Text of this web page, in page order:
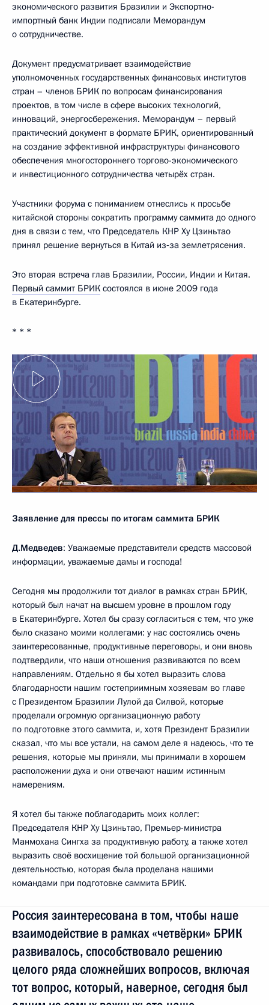
экономического развития Бразилии и Экспортно-
импортный банк Индии подписали Меморандум
о сотрудничестве.
Документ предусматривает взаимодействие
уполномоченных государственных финансовых институтов
стран – членов БРИК по вопросам финансирования
проектов, в том числе в сфере высоких технологий,
инноваций, энергосбережения. Меморандум – первый
практический документ в формате БРИК, ориентированный
на создание эффективной инфраструктуры финансового
обеспечения многостороннего торгово-экономического
и инвестиционного сотрудничества четырёх стран.
Участники форума с пониманием отнеслись к просьбе
китайской стороны сократить программу саммита до одного
дня в связи с тем, что Председатель КНР Ху Цзиньтао
принял решение вернуться в Китай из‑за землетрясения.
Это вторая встреча глав Бразилии, России, Индии и Китая.
Первый саммит БРИК состоялся в июне 2009 года
в Екатеринбурге.
* * *
Заявление для прессы по итогам саммита БРИК
Д.Медведев: Уважаемые представители средств массовой
информации, уважаемые дамы и господа!
Сегодня мы продолжили тот диалог в рамках стран БРИК,
который был начат на высшем уровне в прошлом году
в Екатеринбурге. Хотел бы сразу согласиться с тем, что уже
было сказано моими коллегами: у нас состоялись очень
заинтересованные, продуктивные переговоры, и они вновь
подтвердили, что наши отношения развиваются по всем
направлениям. Отдельно я бы хотел выразить слова
благодарности нашим гостеприимным хозяевам во главе
с Президентом Бразилии Лулой да Силвой, которые
проделали огромную организационную работу
по подготовке этого саммита, и, хотя Президент Бразилии
сказал, что мы все устали, на самом деле я надеюсь, что те
решения, которые мы приняли, мы принимали в хорошем
расположении духа и они отвечают нашим истинным
намерениям.
Я хотел бы также поблагодарить моих коллег:
Председателя КНР Ху Цзиньтао, Премьер-министра
Манмохана Сингха за продуктивную работу, а также хотел
выразить своё восхищение той большой организационной
деятельностью, которая была проделана нашими
командами при подготовке саммита БРИК.
Россия заинтересована в том, чтобы наше
взаимодействие в рамках «четвёрки» БРИК
развивалось, способствовало решению
целого ряда сложнейших вопросов, включая
тот вопрос, который, наверное, сегодня был